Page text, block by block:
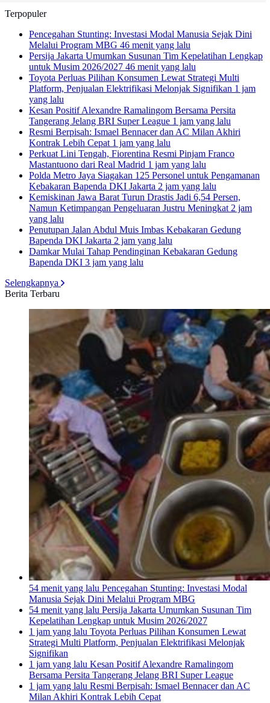
Terpopuler
Pencegahan Stunting: Investasi Modal Manusia Sejak Dini
Melalui Program MBG 46 menit yang lalu
Persija Jakarta Umumkan Susunan Tim Kepelatihan Lengkap
untuk Musim 2026/2027 46 menit yang lalu
Toyota Perluas Pilihan Konsumen Lewat Strategi Multi
Platform, Penjualan Elektrifikasi Melonjak Signifikan 1 jam
yang lalu
Kesan Positif Alexandre Ramalingom Bersama Persita
Tangerang Jelang BRI Super League 1 jam yang lalu
Resmi Berpisah: Ismael Bennacer dan AC Milan Akhiri
Kontrak Lebih Cepat 1 jam yang lalu
Perkuat Lini Tengah, Fiorentina Resmi Pinjam Franco
Mastantuono dari Real Madrid 1 jam yang lalu
Polda Metro Jaya Siagakan 125 Personel untuk Pengamanan
Kebakaran Bapenda DKI Jakarta 2 jam yang lalu
Kemiskinan Jawa Barat Turun Drastis Jadi 6,54 Persen,
Namun Ketimpangan Pengeluaran Justru Meningkat2 jam
yang lalu
Penutupan Jalan Abdul Muis Imbas Kebakaran Gedung
Bapenda DKI Jakarta 2 jam yang lalu
Damkar Mulai Tahap Pendinginan Kebakaran Gedung
Bapenda DKI 3 jam yang lalu
Selengkapnya
Berita Terbaru
54 menit yang lalu Pencegahan Stunting: Investasi Modal
Manusia Sejak Dini Melalui Program MBG
54 menit yang lalu Persija Jakarta Umumkan Susunan Tim
Kepelatihan Lengkap untuk Musim 2026/2027
1 jam yang lalu Toyota Perluas Pilihan Konsumen Lewat
Strategi Multi Platform, Penjualan Elektrifikasi Melonjak
Signifikan
1 jam yang lalu Kesan Positif Alexandre Ramalingom
Bersama Persita Tangerang Jelang BRI Super League
1 jam yang lalu Resmi Berpisah: Ismael Bennacer dan AC
Milan Akhiri Kontrak Lebih Cepat